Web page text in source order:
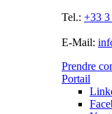
Tel.: +33 3
E-Mail:
Prendre
Portail